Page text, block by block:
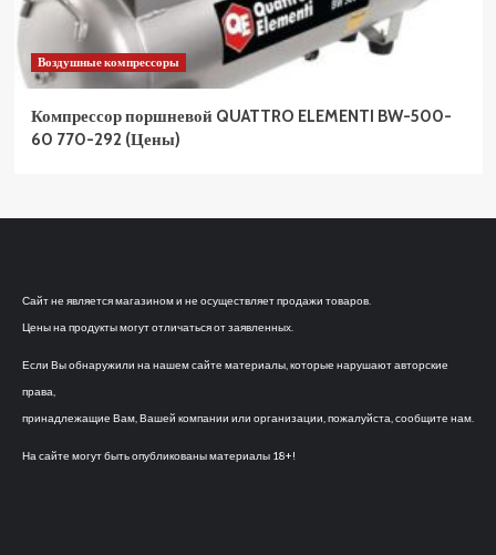
Воздушные компрессоры
Компрессор поршневой QUATTRO ELEMENTI BW-500-
60 770-292 (Цены)
Сайт не является магазином и не осуществляет продажи товаров.
Цены на продукты могут отличаться от заявленных.
Если Вы обнаружили на нашем сайте материалы, которые нарушают авторские
права,
принадлежащие Вам, Вашей компании или организации, пожалуйста, сообщите нам.
На сайте могут быть опубликованы материалы 18+!